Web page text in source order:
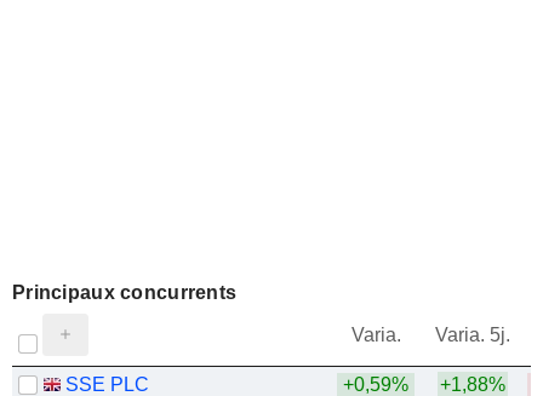
Principaux concurrents
Varia. Varia. 5j.
SSE PLC
+0,59% +1,88%